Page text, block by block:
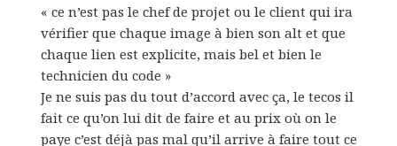
« ce n’est pas le chef de projet ou le client qui ira
vérifier que chaque image à bien son alt et que
chaque lien est explicite, mais bel et bien le
technicien du code »
Je ne suis pas du tout d’accord avec ça, le tecos il
fait ce qu’on lui dit de faire et au prix où on le
paye c’est déjà pas mal qu’il arrive à faire tout ce